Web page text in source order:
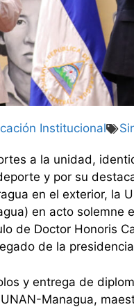
Institucional
a la unidad,
y por su
en el exterior, la
en acto solemne
de Doctor Honoris
de la
y entrega de
Managua,